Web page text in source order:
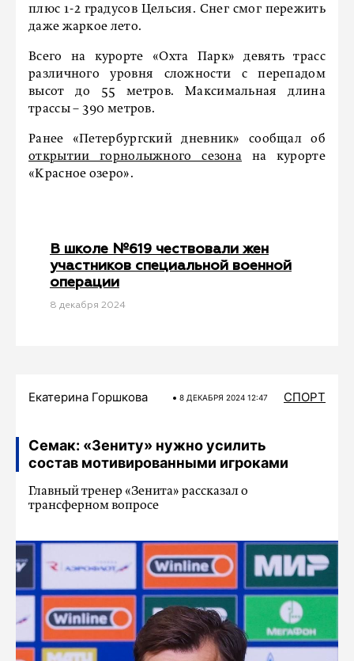
плюс 1-2 градусов Цельсия. Снег смог пережить
даже жаркое лето.
Всего на курорте «Охта Парк» девять трасс
различного уровня сложности с перепадом
высот до 55 метров. Максимальная длина
трассы – 390 метров.
Ранее «Петербургский дневник» сообщал об
открытии горнолыжного сезона на курорте
«Красное озеро».
В школе №619 чествовали жен
участников специальной военной
операции
8 декабря 2024
Екатерина Горшкова 8 ДЕКАБРЯ 2024 12:47 СПОРТ
Семак: «Зениту» нужно усилить
состав мотивированными игроками
Главный тренер «Зенита» рассказал о
трансферном вопросе